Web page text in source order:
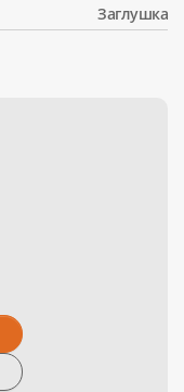
Заглушка